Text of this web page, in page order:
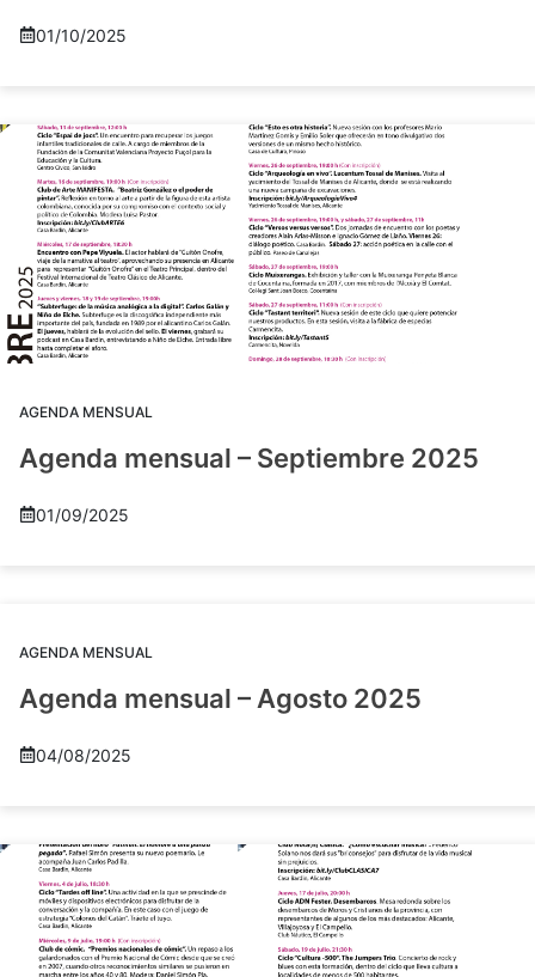
01/10/2025
AGENDA MENSUAL
Agenda mensual – Septiembre 2025
01/09/2025
AGENDA MENSUAL
Agenda mensual – Agosto 2025
04/08/2025